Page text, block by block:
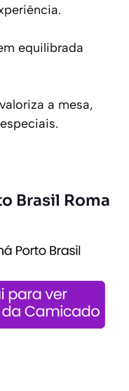
equilibrada
a mesa,
Brasil Roma